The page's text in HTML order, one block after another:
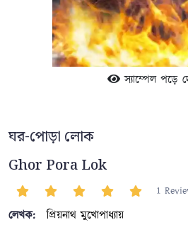
স্যাম্পেল পড়ে
ঘর-পোড়া লোক
Ghor Pora Lok
1
লেখক:
প্রিয়নাথ মুখোপাধ্যায়